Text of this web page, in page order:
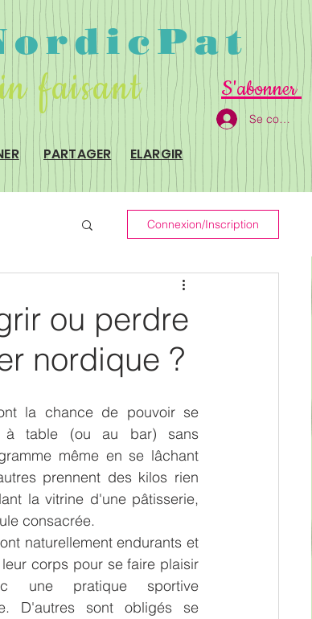
faisant S'abonner
Se connecter
PARTAGER ELARGIR
Connexion/Inscription
ou perdre
nordique ?
la chance de pouvoir se
à table (ou au bar) sans
même en se lâchant
prennent des kilos rien
la vitrine d'une pâtisserie,
consacrée.
naturellement endurants et
corps pour se faire plaisir
une pratique sportive
D'autres sont obligés se